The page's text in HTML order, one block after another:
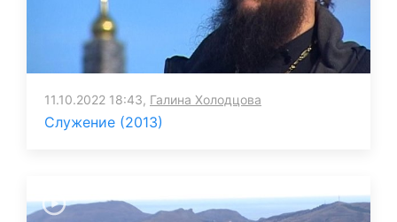
11.10.2022 18:43, Галина Холодцова
Служение (2013)